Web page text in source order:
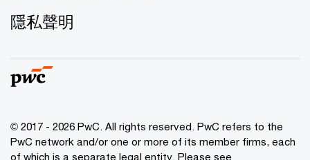
隱私聲明
© 2017 - 2026 PwC. All rights reserved. PwC refers to the
PwC network and/or one or more of its member firms, each
of which is a separate legal entity. Please see